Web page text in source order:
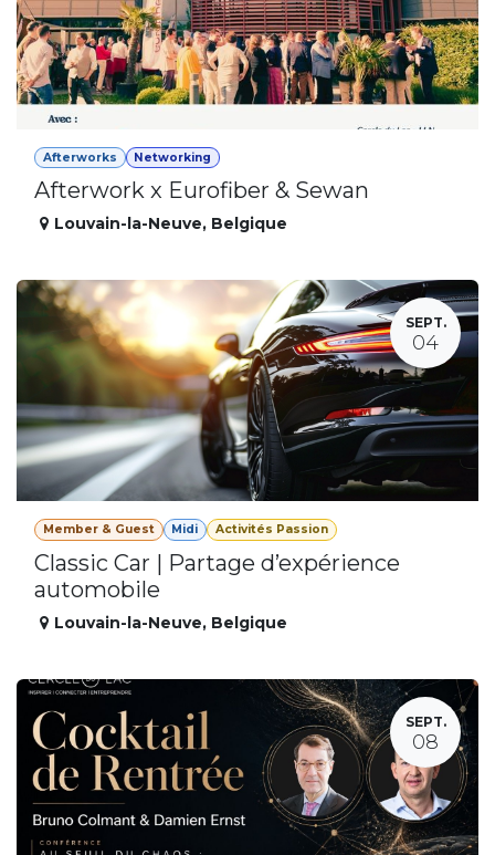
Afterworks Networking
Afterwork x Eurofiber & Sewan
Louvain-la-Neuve, Belgique
SEPT.
04
Member & Guest Midi Activités Passion
Classic Car | Partage d’expérience
automobile
Louvain-la-Neuve, Belgique
SEPT.
08